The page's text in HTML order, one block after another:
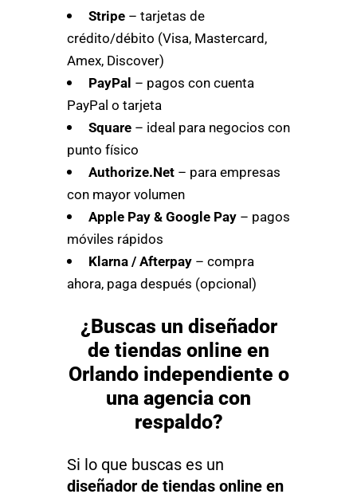
Stripe – tarjetas de
crédito/débito (Visa, Mastercard,
Amex, Discover)
PayPal – pagos con cuenta
PayPal o tarjeta
Square – ideal para negocios con
punto físico
Authorize.Net – para empresas
con mayor volumen
Apple Pay & Google Pay – pagos
móviles rápidos
Klarna / Afterpay – compra
ahora, paga después (opcional)
¿Buscas un diseñador
de tiendas online en
Orlando independiente o
una agencia con
respaldo?
Si lo que buscas es un
diseñador de tiendas online en